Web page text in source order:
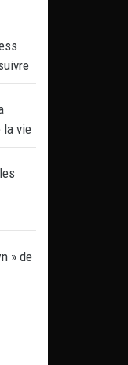
la vie
» de